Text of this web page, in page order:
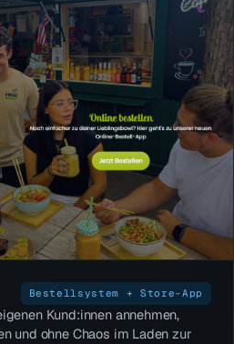
Bestellsystem + Store-App
Kund:innen annehmen,
und ohne Chaos im Laden zur